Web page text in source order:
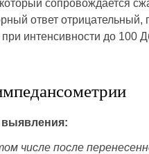
который сопровождается
ответ отрицательный,
интенсивности до 100
числе после